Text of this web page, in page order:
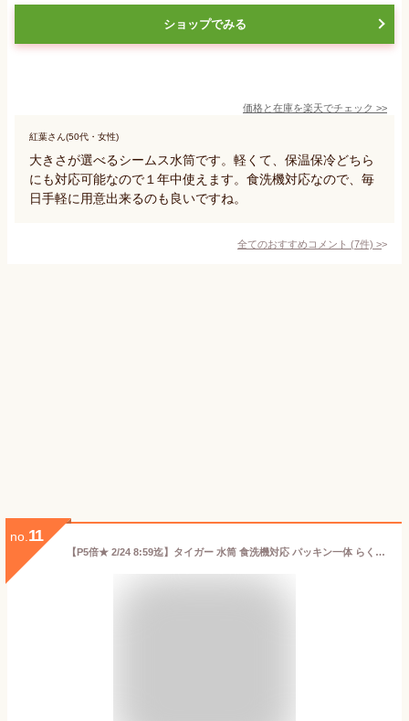
ショップでみる
価格と在庫を楽天でチェック >>
紅葉さん(50代・女性)
大きさが選べるシームス水筒です。軽くて、保温保冷どちら
にも対応可能なので１年中使えます。食洗機対応なので、毎
日手軽に用意出来るのも良いですね。
全てのおすすめコメント (7件) >
no. 11
【P5倍★ 2/24 8:59迄】タイガー 水筒 食洗機対応 パッキン一体 らくらくキャップ 真空断熱 ボトル MMZ-W060 600ml コンパクト 軽量 清潔 保温 保冷 直飲み おしゃれ ステンレスボトル サハラ 食洗機 ブラック ホワイト タイガー